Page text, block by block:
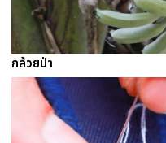
กล้วยป่า